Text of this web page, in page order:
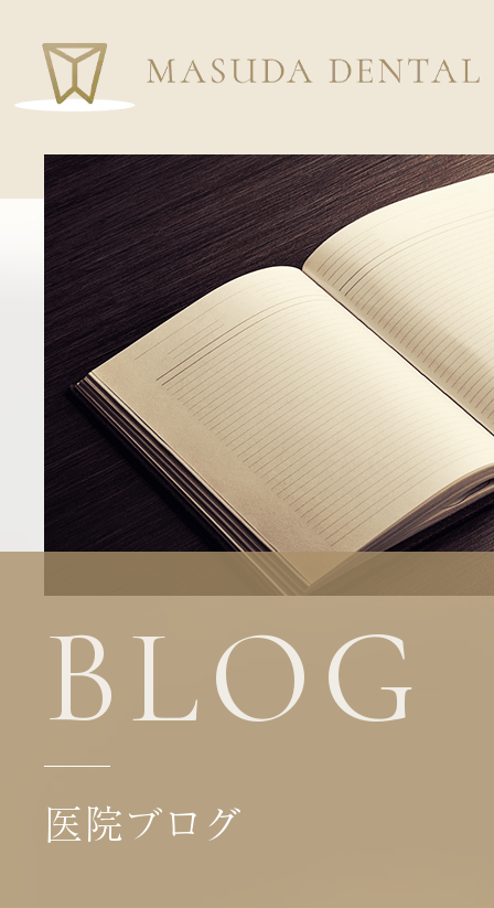
ホーム
はじめての方へ
院長&スタッフ紹介
医院・機器紹介
診療科目
料金表
よくある質問
BLOG
医院ブログ